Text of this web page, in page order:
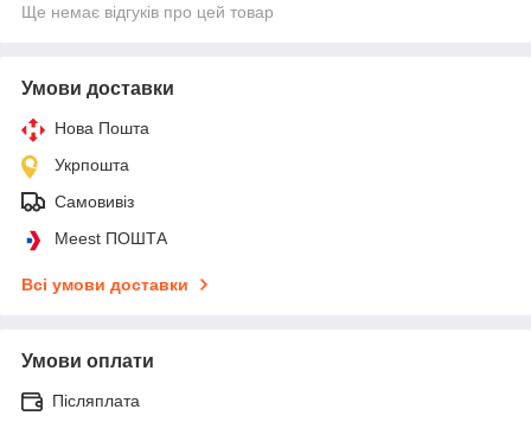
Ще немає відгуків про цей товар
Умови доставки
Нова Пошта
Укрпошта
Самовивіз
Meest ПОШТА
Всі умови доставки
Умови оплати
Післяплата